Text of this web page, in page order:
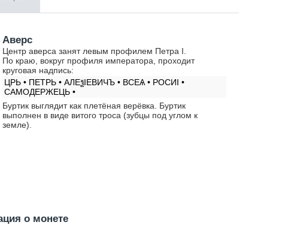
Аверс
Центр аверса занят левым профилем Петра I.
По краю, вокруг профиля императора, проходит
круговая надпись:
ЦРЬ • ПЕТРЬ • АЛЕѯIЕВИЧЪ • ВСЕѦ • РОСИI •
САМОДЕРЖЕЦЬ •
Буртик выглядит как плетёная верёвка. Буртик
выполнен в виде витого троса (зубцы под углом к
земле).
о монете